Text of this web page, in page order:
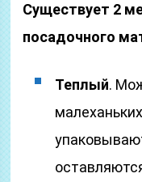
Существует 2
посадочного
Теплый.